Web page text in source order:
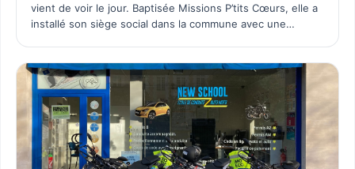
vient de voir le jour. Baptisée Missions P’tits Cœurs, elle a
installé son siège social dans la commune avec une